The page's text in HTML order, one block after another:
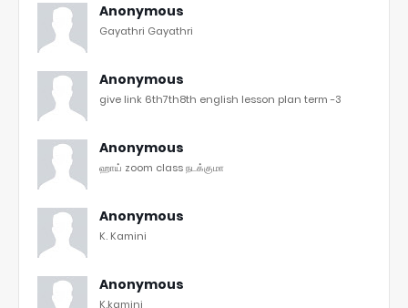
Anonymous
Gayathri Gayathri
Anonymous
give link 6th7th8th english lesson plan term -3
Anonymous
ஹாய் zoom class நடக்குமா
Anonymous
K. Kamini
Anonymous
K.kamini